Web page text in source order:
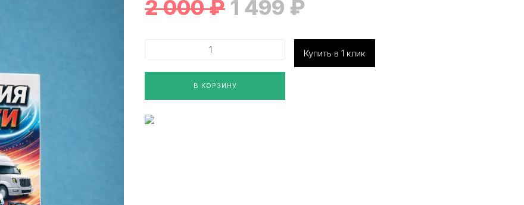
2 000₽ 1 499 ₽
В КОРЗИНУ
Купить в 1 клик